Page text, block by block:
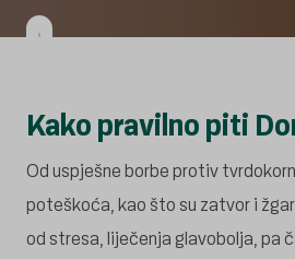
Kako pravilno piti
Od uspješne borbe protiv
poteškoća, kao što su zatvor i
od stresa, liječenja glavobolja, pa